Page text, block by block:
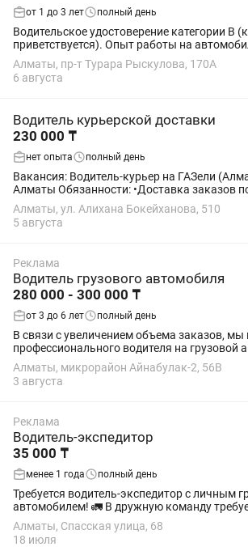
от 1 до 3 лет полный день
Водительское удостоверение категории B
приветствуется). Опыт работы на
года. Готовность к командировкам по
устройства автомобиля и умение...
Алматы, пр-т Турара Рыскулова, 170А
6 августа
Водитель курьерской доставки
230 000 ₸
нет опыта полный день
Вакансия: Водитель-курьер на ГАЗели (Алматы) 📍
Алматы Обязанности: •Доставка заказов по городу (
доставка) •Сдача товара на складе
•Перевозка габаритного товара (каски...
Алматы, ул. Алихана Бокейханова, 510
5 августа
Реклама
Водитель грузового автомобиля
280 000 - 300 000 ₸
от 3 до 6 лет полный день
В связи с увеличением объема заказов,
профессионального водителя на грузовой
Обязанности: Управлять грузовыми автомобилями [Хундай Н
100, Мерседес 817, Газель и авто...
Алматы, микрорайон Айнабулак-2, 56В
3 августа
Реклама
Водитель-экспедитор
35 000 ₸
менее 1 года полный день
Требуется водитель-экспедитор с личным
автомобилем! 🚛 В дружную команду требуется водитель-
экспедитор с личным грузовым
Алматы, Спасская улица, 68
18 июля